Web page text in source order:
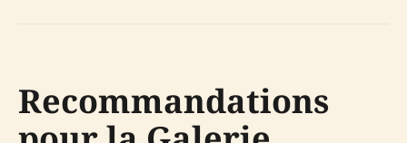
Recommandations